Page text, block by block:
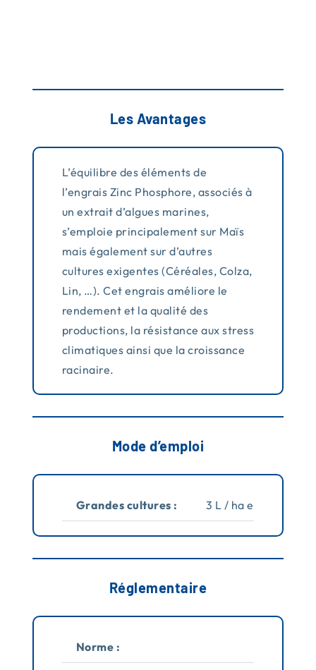
Les Avantages
L’équilibre des éléments de
l’engrais Zinc Phosphore, associés à
un extrait d’algues marines,
s’emploie principalement sur Maïs
mais également sur d’autres
cultures exigentes (Céréales, Colza,
Lin, …). Cet engrais améliore le
rendement et la qualité des
productions, la résistance aux stress
climatiques ainsi que la croissance
racinaire.
Mode d’emploi
Grandes cultures : 3 L / ha en 2
Réglementaire
Norme :